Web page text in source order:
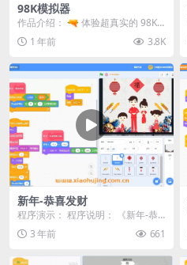
98K模拟器
作品介绍： 🔫 体验超真实的 98K
狙击步枪操作！🎯 在 《98K模拟
器》 中...
1 年前 3.8K
新年-恭喜发财
程序演示： 程序说明： 《新年-恭
喜发财》是一个基于Scratch平台制
作的动画...
3 年前 661